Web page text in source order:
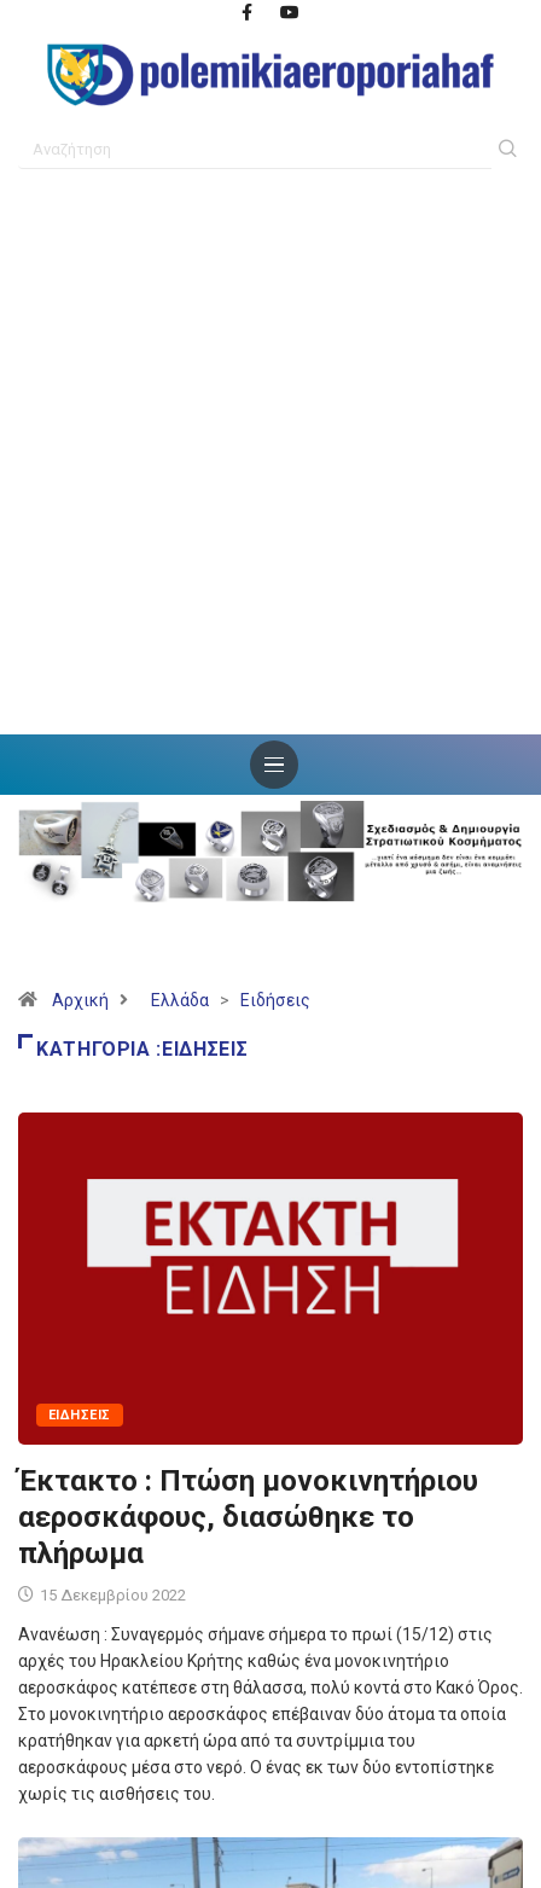
Αρχική Ελλάδα > Ειδήσεις
ΚΑΤΗΓΟΡΊΑ :ΕΙΔΉΣΕΙΣ
ΕΙΔΉΣΕΙΣ
Έκτακτο : Πτώση μονοκινητήριου
αεροσκάφους, διασώθηκε το
πλήρωμα
15 Δεκεμβρίου 2022
Ανανέωση : Συναγερμός σήμανε σήμερα το πρωί (15/12) στις
αρχές του Ηρακλείου Κρήτης καθώς ένα μονοκινητήριο
αεροσκάφος κατέπεσε στη θάλασσα, πολύ κοντά στο Κακό Όρος.
Στο μονοκινητήριο αεροσκάφος επέβαιναν δύο άτομα τα οποία
κρατήθηκαν για αρκετή ώρα από τα συντρίμμια του
αεροσκάφους μέσα στο νερό. Ο ένας εκ των δύο εντοπίστηκε
χωρίς τις αισθήσεις του.